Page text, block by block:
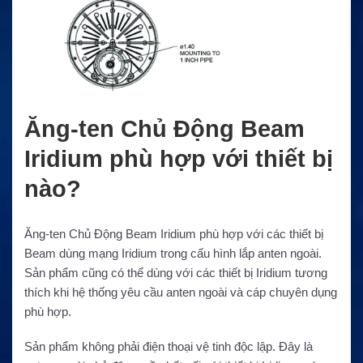
Ăng-ten Chủ Động Beam
Iridium phù hợp với thiết bị
nào?
Ăng-ten Chủ Động Beam Iridium phù hợp với các thiết bị
Beam dùng mạng Iridium trong cấu hình lắp anten ngoài.
Sản phẩm cũng có thể dùng với các thiết bị Iridium tương
thích khi hệ thống yêu cầu anten ngoài và cáp chuyên dụng
phù hợp.
Sản phẩm không phải điện thoại vệ tinh độc lập. Đây là